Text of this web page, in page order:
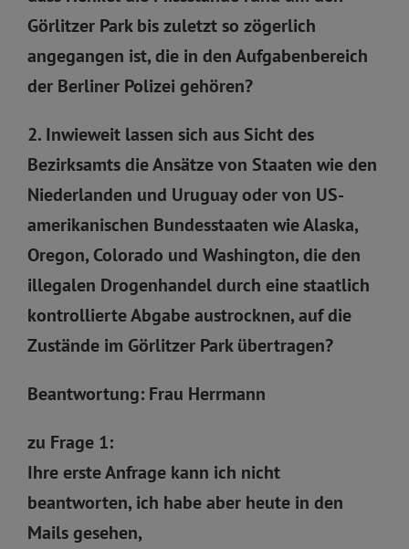
Görlitzer Park bis zuletzt so zögerlich
angegangen ist, die in den Aufgabenbereich
der Berliner Polizei gehören?
2. Inwieweit lassen sich aus Sicht des
Bezirksamts die Ansätze von Staaten wie den
Niederlanden und Uruguay oder von US-
amerikanischen Bundesstaaten wie Alaska,
Oregon, Colorado und Washington, die den
illegalen Drogenhandel durch eine staatlich
kontrollierte Abgabe austrocknen, auf die
Zustände im Görlitzer Park übertragen?
Beantwortung: Frau Herrmann
zu Frage 1:
Ihre erste Anfrage kann ich nicht
beantworten, ich habe aber heute in den
Mails gesehen,